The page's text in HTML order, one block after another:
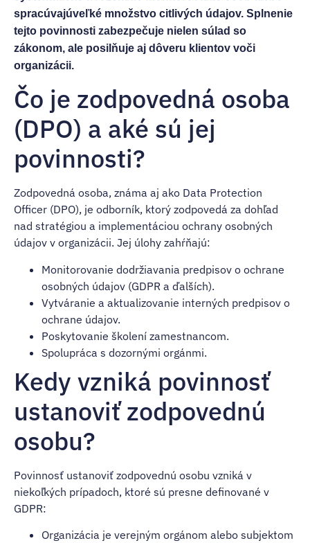
spracúvajúveľké množstvo citlivých údajov. Splnenie
tejto povinnosti zabezpečuje nielen súlad so
zákonom, ale posilňuje aj dôveru klientov voči
organizácii.
Čo je zodpovedná osoba
(DPO) a aké sú jej
povinnosti?
Zodpovedná osoba, známa aj ako Data Protection
Officer (DPO), je odborník, ktorý zodpovedá za dohľad
nad stratégiou a implementáciou ochrany osobných
údajov v organizácii. Jej úlohy zahŕňajú:
Monitorovanie dodržiavania predpisov o ochrane
osobných údajov (GDPR a ďalších).
Vytváranie a aktualizovanie interných predpisov o
ochrane údajov.
Poskytovanie školení zamestnancom.
Spolupráca s dozornými orgánmi.
Kedy vzniká povinnosť
ustanoviť zodpovednú
osobu?
Povinnosť ustanoviť zodpovednú osobu vzniká v
niekoľkých prípadoch, ktoré sú presne definované v
GDPR:
Organizácia je verejným orgánom alebo subjektom